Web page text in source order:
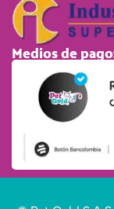
Medios de